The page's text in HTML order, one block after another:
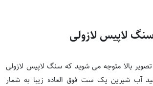
لاپیس لازولی
بالا متوجه می شوید که سنگ لاپیس لازولی
آب شیرین یک ست فوق العاده زیبا به شمار